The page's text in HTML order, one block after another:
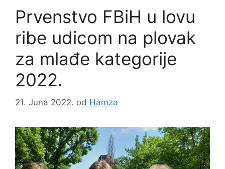
Prvenstvo FBiH u lovu
ribe udicom na plovak
za mlađe kategorije
2022.
21. Juna 2022. od Hamza